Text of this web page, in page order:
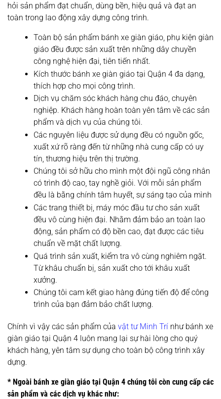
hỏi sản phẩm đạt chuẩn, dùng bền, hiệu quả và đạt an
toàn trong lao động xây dựng công trình.
Toàn bộ sản phẩm bánh xe giàn giáo, phụ kiện giàn
giáo đều được sản xuất trên những dây chuyền
công nghệ hiện đại, tiên tiến nhất.
Kích thước bánh xe giàn giáo tại Quận 4 đa dạng,
thích hợp cho mọi công trình.
Dịch vụ chăm sóc khách hàng chu đáo, chuyên
nghiệp. Khách hàng hoàn toàn yên tâm về các sản
phẩm và dịch vụ của chúng tôi.
Các nguyên liệu được sử dụng đều có nguồn gốc,
xuất xứ rõ ràng đến từ những nhà cung cấp có uy
tín, thương hiệu trên thị trường.
Chúng tôi sở hữu cho mình một đội ngũ công nhân
có trình độ cao, tay nghề giỏi. Với mỗi sản phẩm
đều là bằng chính tâm huyết, sự sáng tạo của mình
Các trang thiết bị, máy móc đầu tư cho sản xuất
đều vô cùng hiện đại. Nhằm đảm bảo an toàn lao
động, sản phẩm có độ bền cao, đạt được các tiêu
chuẩn về mặt chất lượng.
Quá trình sản xuất, kiểm tra vô cùng nghiêm ngặt.
Từ khâu chuẩn bị, sản xuất cho tới khâu xuất
xưởng.
Chúng tôi cam kết giao hàng đúng tiến độ để công
trình của bạn đảm bảo chất lượng.
Chính vì vậy các sản phẩm của vật tư Minh Trí như bánh xe
giàn giáo tại Quận 4 luôn mang lại sự hài lòng cho quý
khách hàng, yên tâm sự dụng cho toàn bộ công trình xây
dựng.
* Ngoài bánh xe giàn giáo tại Quận 4 chúng tôi còn cung cấp các
sản phẩm và các dịch vụ khác như: